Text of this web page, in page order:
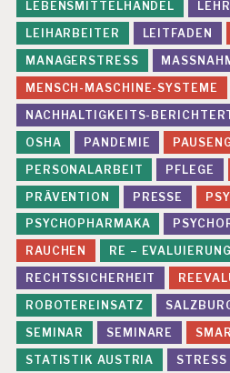
U
N
D
H
EI
T
W
EI
T
E
R
B
IL
D
U
N
G
LEBENSMITTELHANDEL
LEIHARBEITER
LEITFADEN
MANAGERSTRESS
MENSCH-MASCHINE-SYSTEME
NACHHALTIGKEITS-
OSHA
PANDEMIE
PERSONALARBEIT
PFLEGE
PRÄVENTION
PRESSE
PSYCHOPHARMAKA
RAUCHEN
RE – EVALUIERUNG
RECHTSSICHERHEIT
ROBOTEREINSATZ
SEMINAR
SEMINARE
STATISTIK AUSTRIA
STRESS